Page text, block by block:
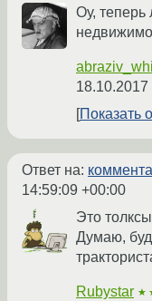
Оу, теперь
Показать
Ответ на:
14:59:09 +00:00
Это
Думаю,
Rubystar